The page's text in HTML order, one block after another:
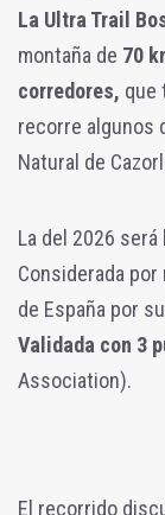
La Ultra Trail
montaña de 70
corredores, que
recorre algunos
Natural de
La del 2026
Considerada
de España por
Validada con 3
Association).
El recorrido